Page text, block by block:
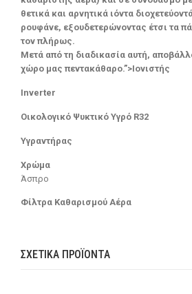
θετικά και αρνητικά ιόντα
ρουφάνε, εξουδετερώνοντας έτσι τα
τον πλήρως.
Μετά από τη διαδικασία αυτή,
χώρο μας πεντακάθαρο.”>Ιονιστής
Inverter
Οικολογικό Ψυκτικό Υγρό R32
Υγραντήρας
Χρώμα
Άσπρο
Φίλτρα Καθαρισμού Αέρα
ΣΧΕΤΙΚΆ ΠΡΟΪΌΝΤΑ